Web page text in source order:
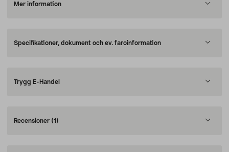
Mer information
Specifikationer, dokument och ev. faroinformation
Trygg E-Handel
Recensioner (1)